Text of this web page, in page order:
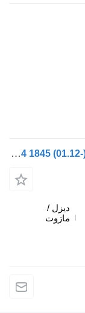
جهاز التدفئة Webasto أكتروس mp4 1845 (01.12-) 9026300C لـ السيارات القاطرة Mercedes-Benz Actros MP4 Antos Arocs (2012-)